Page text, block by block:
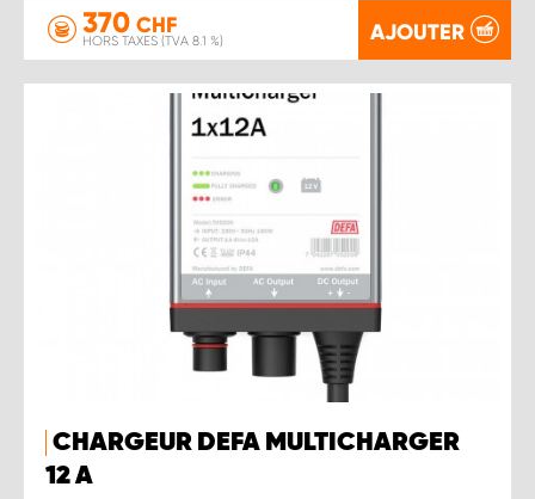
370 CHF
HORS TAXES (TVA 8.1 %) AJOUTER
CHARGEUR DEFA MULTICHARGER
12 A